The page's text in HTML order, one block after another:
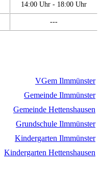
14:00 Uhr - 18:00 Uhr
---
VGem Ilmmünster
Gemeinde Ilmmünster
Gemeinde Hettenshausen
Grundschule Ilmmünster
Kindergarten Ilmmünster
Kindergarten Hettenshausen